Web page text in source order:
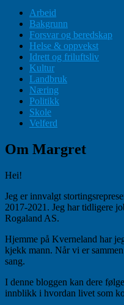
Arbeid
Bakgrunn
Forsvar og beredskap
Helse & oppvekst
Idrett og friluftsliv
Kultur
Landbruk
Næring
Politikk
Skole
Velferd
Om Margret
Hei!
Jeg er innvalgt
2017-2021. Jeg har tidligere
Rogaland AS.
Hjemme på Kverneland har
kjekk mann. Når vi er
sang.
I denne bloggen kan dere
innblikk i hvordan livet som